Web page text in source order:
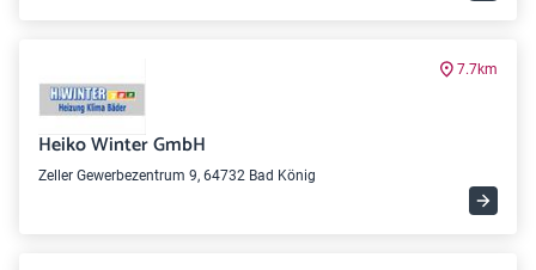
7.7km
Heiko Winter GmbH
Zeller Gewerbezentrum 9, 64732 Bad König